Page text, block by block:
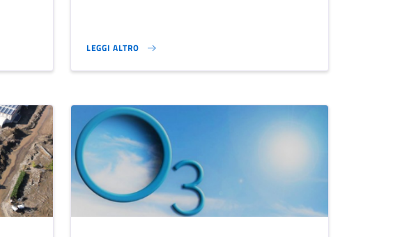
LEGGI ALTRO
ORARIO ESTIVO BIBLIOTECA MICHELE FIESOLI}